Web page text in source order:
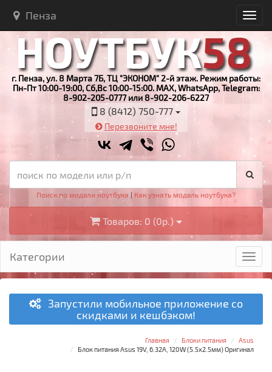
Пенза
г. Пенза, ул. 8 Марта 7Б, ТЦ "ЭКОНОМ" 2-й этаж. Режим работы:
Пн-Пт 10:00-19:00, Сб,Вс 10:00-15:00. MAX, WhatsApp, Telegram:
8-902-205-0777 или 8-902-206-6227
8 (8412) 750-777
Перезвоните мне!
Поиск по модели ноутбука | Как узнать модель ноутбука?
Товаров: 0 (0р.)
Категории
Запустили мобильное приложение со
скидками и кешбэком!
Главная Блоки питания
Asus
Блок питания Asus 19V, 6.32A, 120W (5.5x2.5мм) Оригинал